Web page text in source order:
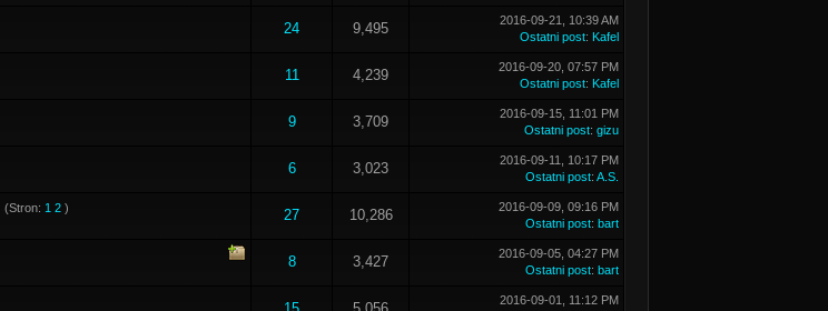
24 9,495
2016-09-21, 10:39 AM
Ostatni post: Kafel
11 4,239
2016-09-20, 07:57 PM
Ostatni post: Kafel
9 3,709
2016-09-15, 11:01 PM
Ostatni post: gizu
6 3,023
2016-09-11, 10:17 PM
Ostatni post: A.S.
(Stron: 1 2 )
27 10,286
2016-09-09, 09:16 PM
Ostatni post: bart
8 3,427
2016-09-05, 04:27 PM
Ostatni post: bart
2016-09-01, 11:12 PM